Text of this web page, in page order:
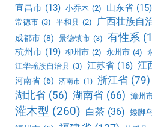
宜昌市 (13) 小乔木 (2) 山东省 (15)
常德市 (3) 平和县 (2) 广西壮族自
成都市 (8) 景德镇市 (3) 有性系
杭州市 (19) 柳州市 (2) 永州市 (4)
江华瑶族自治县 (3) 江苏省 (16) 江
河南省 (6) 济南市 (1) 浙江省 (79)
湖北省 (56) 湖南省 (66) 漳州
灌木型 (260) 白茶 (36) 矮脚